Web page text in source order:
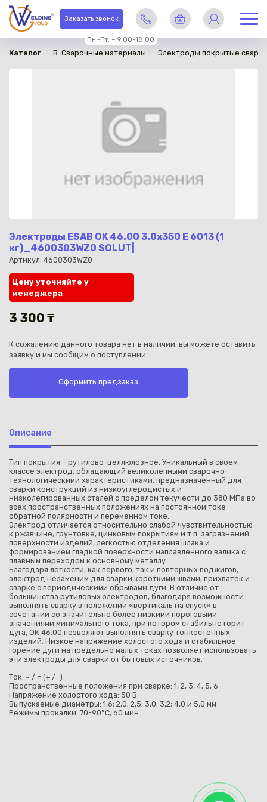
Заказать звонок
Пн.-Пт. – 9:00-18:00
Каз
Каталог B. Сварочные материалы Электроды покрытые
Электроды ESAB OK 46.00 3.0x350 Е 6013 (1
кг)_4600303WZ0 SOLUT|
Артикул: 4600303WZ0
в наличии
Цену уточняйте у
менеджера
3 300 ₸
К сожалению данного товара нет в наличии, вы можете оставить
заявку и мы сообщим о поступлении.
Оформить предзаказ
Описание
Тип покрытия – рутилово-целлюлозное. Уникальный в своем
классе электрод, обладающий великолепными сварочно-
технологическими характеристиками, предназначенный для
сварки конструкций из низкоуглеродистых и
низколегированных сталей с пределом текучести до 380 МПа во
всех пространственных положениях на постоянном токе
обратной полярности и переменном токе.
Электрод отличается относительно слабой чувствительностью
к ржавчине, грунтовке, цинковым покрытиям и т.п. загрязнений
поверхности изделий, легкостью отделения шлака и
формированием гладкой поверхности наплавленного валика с
плавным переходом к основному металлу.
Благодаря легкости, как первого, так и повторных поджигов,
электрод незаменим для сварки короткими швами, прихваток и
сварке с периодическими обрывами дуги. В отличие от
большинства рутиловых электродов, благодаря возможности
выполнять сварку в положении «вертикаль на спуск» в
сочетании со значительно более низкими пороговыми
значениями минимального тока, при котором стабильно горит
дуга, ОК 46.00 позволяют выполнять сварку тонкостенных
изделий. Низкое напряжение холостого хода и стабильное
горение дуги на предельно малых токах позволяет использовать
эти электроды для сварки от бытовых источников.
Ток: ~ / = (+ / ̶ )
Пространственные положения при сварке: 1, 2, 3, 4, 5, 6
Напряжение холостого хода: 50 В
Выпускаемые диаметры: 1,6; 2,0; 2,5; 3,0; 3,2; 4,0 и 5,0 мм
Режимы прокалки: 70-90°С, 60 мин